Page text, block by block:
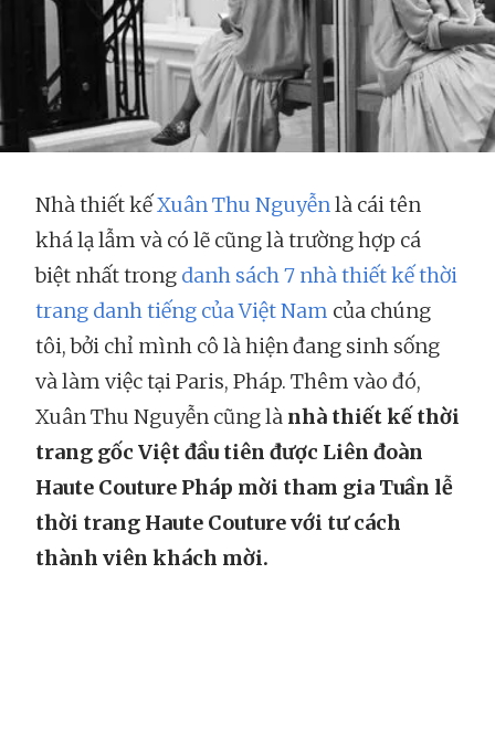
Nhà thiết kếXuân Thu Nguyễnlà cái tên
khá lạ lẫm và có lẽ cũng là trường hợp cá
biệt nhất trong danh sách 7 nhà thiết kế thời
trang danh tiếng của Việt Nam của chúng
tôi, bởi chỉ mình cô là hiện đang sinh sống
và làm việc tại Paris, Pháp. Thêm vào đó,
Xuân Thu Nguyễn cũng là nhà thiết kế thời
trang gốc Việt đầu tiên được Liên đoàn
Haute Couture Pháp mời tham gia Tuần lễ
thời trang Haute Couture với tư cách
thành viên khách mời.